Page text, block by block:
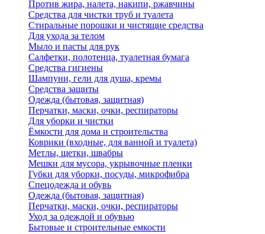
Против жира, налета, накипи, ржавчины
Средства для чистки труб и туалета
Стиральные порошки и чистящие средства
Для ухода за телом
Мыло и пасты для рук
Салфетки, полотенца, туалетная бумага
Средства гигиены
Шампуни, гели для душа, кремы
Средства защиты
Одежда (бытовая, защитная)
Перчатки, маски, очки, респираторы
Для уборки и чистки
Ёмкости для дома и строительства
Коврики (входные, для ванной и туалета)
Метлы, щетки, швабры
Мешки для мусора, укрывочные пленки
Губки для уборки, посуды, микрофибра
Спецодежда и обувь
Одежда (бытовая, защитная)
Перчатки, маски, очки, респираторы
Уход за одеждой и обувью
Бытовые и строительные емкости